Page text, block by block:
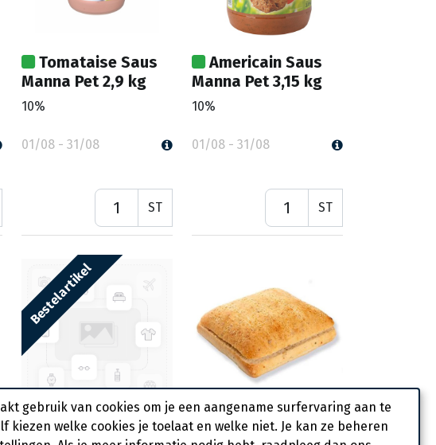
Tomataise Saus
Manna Pet 2,9 kg
10%
01/08 - 31/08
ST
Americain Saus
Manna Pet 3,15 kg
10%
01/08 - 31/08
ST
Bestelartikel
3000 Borek Spinazie
7048 Sandwino
gebruik van cookies om je een aangename surfervaring aan te
kiezen welke cookies je toelaat en welke niet. Je kan ze beheren